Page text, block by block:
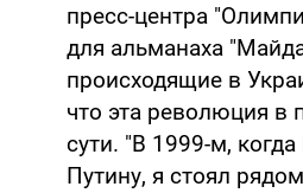
пресс-центра
для альманаха
происходящие в
что эта революция в
сути. "В 1999-м,
Путину, я стоял